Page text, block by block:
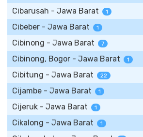
Cibarusah - Jawa Barat 1
Cibeber - Jawa Barat 1
Cibinong - Jawa Barat 7
Cibinong, Bogor - Jawa Barat 1
Cibitung - Jawa Barat 22
Cijambe - Jawa Barat 1
Cijeruk - Jawa Barat 1
Cikalong - Jawa Barat 1